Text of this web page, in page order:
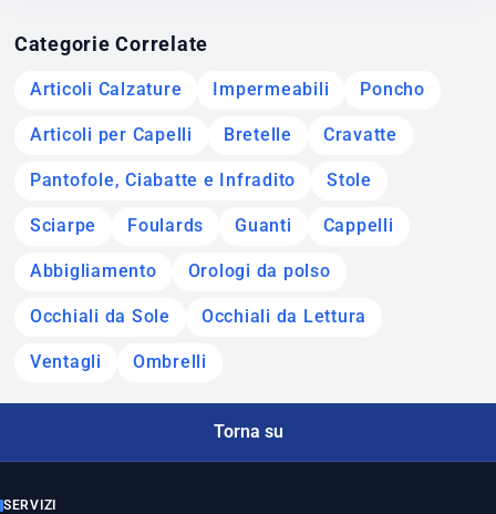
Categorie Correlate
Articoli Calzature Impermeabili Poncho
Articoli per Capelli Bretelle Cravatte
Pantofole, Ciabatte e Infradito Stole
Sciarpe Foulards Guanti Cappelli
Abbigliamento Orologi da polso
Occhiali da Sole Occhiali da Lettura
Ventagli Ombrelli
Torna su
SERVIZI